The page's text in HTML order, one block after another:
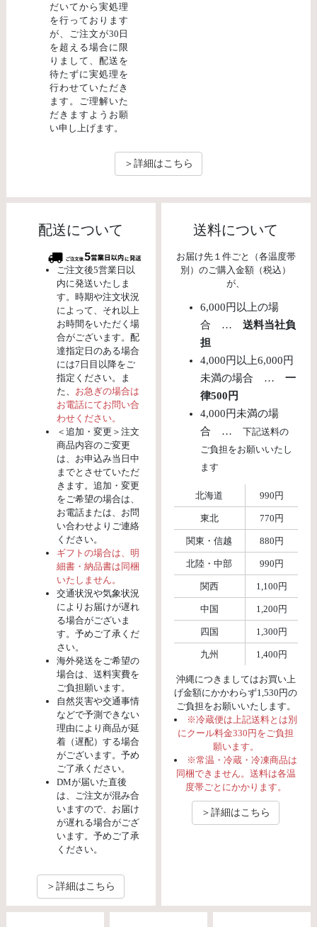
だいてから実処理
を行っております
が、ご注文が30日
を超える場合に限
りまして、配送を
待たずに実処理を
行わせていただき
ます。ご理解いた
だきますようお願
い申し上げます。
＞詳細はこちら
配送について
ご注文後5営業日以
内に発送いたしま
す。時期や注文状況
によって、それ以上
お時間をいただく場
合がございます。配
達指定日のある場合
には7日目以降をご
指定ください。ま
た、 お急ぎの場合は
お電話にてお問い合
わせください。
＜追加・変更＞注文
商品内容のご変更
は、お申込み当日中
までとさせていただ
きます。追加・変更
をご希望の場合は、
お電話または、お問
い合わせよりご連絡
ください。
ギフトの場合は、明
細書・納品書は同梱
いたしません。
交通状況や気象状況
によりお届けが遅れ
る場合がございま
す。予めご了承くだ
さい。
海外発送をご希望の
場合は、送料実費を
ご負担願います。
自然災害や交通事情
などで予測できない
理由により商品が延
着（遅配）する場合
がございます。予め
ご了承ください。
DMが届いた直後
は、ご注文が混み合
いますので、お届け
が遅れる場合がござ
います。予めご了承
ください。
＞詳細はこちら
送料について
お届け先１件ごと（各温度帯
別）のご購入金額（税込）
が、
6,000円以上の場
合 …送料当社負
担
4,000円以上6,000円
未満の場合 …一
律500円
4,000円未満の場
合 …下記送料の
ご負担をお願いいたし
ます
北海道 990円
東北 770円
関東・信越 880円
北陸・中部 990円
関西 1,100円
中国 1,200円
四国 1,300円
九州 1,400円
沖縄につきましてはお買い上
げ金額にかかわらず1,530円の
ご負担をお願いいたします。
※冷蔵便は上記送料とは別
にクール料金330円をご負担
願います。
※常温・冷蔵・冷凍商品は
同梱できません。送料は各温
度帯ごとにかかります。
＞詳細はこちら